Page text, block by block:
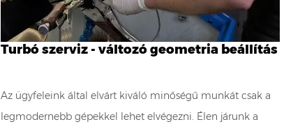
Turbó szerviz - változó geometria beállítás
Az ügyfeleink által elvárt kiváló minőségű munkát csak a
legmodernebb gépekkel lehet elvégezni. Élen járunk a